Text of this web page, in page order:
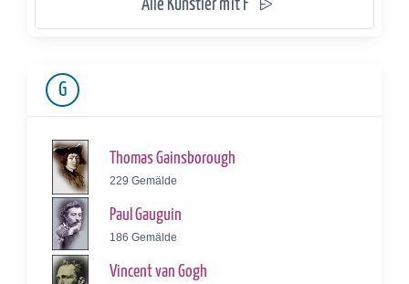
Alle Künstler mit F
G
Thomas Gainsborough
229 Gemälde
Paul Gauguin
186 Gemälde
Vincent van Gogh